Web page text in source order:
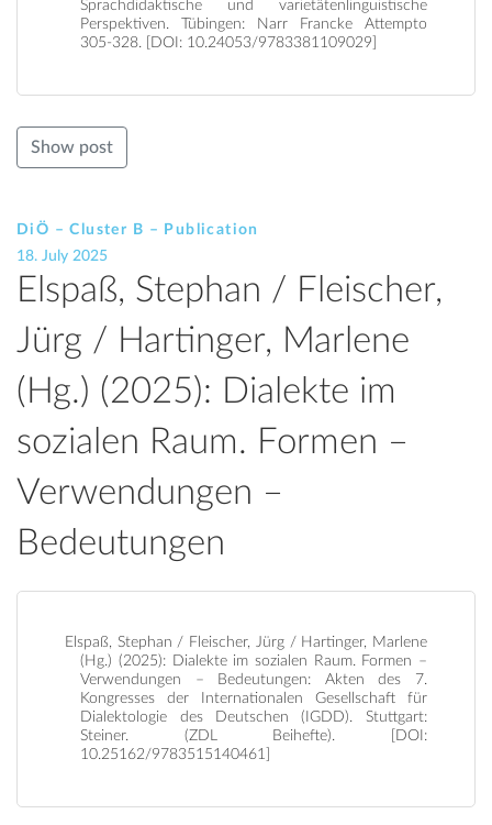
Sprach­didaktische und varietätenlinguistische
Perspektiven. Tübingen: Narr Francke Attempto
305-328. [DOI: 10.24053/9783381109029]
Show post
DiÖ – Cluster B – Publication
18. July 2025
Elspaß, Stephan / Fleischer,
Jürg / Hartinger, Marlene
(Hg.) (2025): Dialekte im
sozialen Raum. Formen –
Verwendungen –
Bedeutungen
Elspaß, Stephan / Fleischer, Jürg / Hartinger, Marlene
(Hg.) (2025): Dialekte im sozialen Raum. Formen –
Verwendungen – Bedeutungen: Akten des 7.
Kongresses der Internationalen Gesellschaft für
Dialektologie des Deutschen (IGDD). Stuttgart:
Steiner. (ZDL Beihefte). [DOI:
10.25162/9783515140461]